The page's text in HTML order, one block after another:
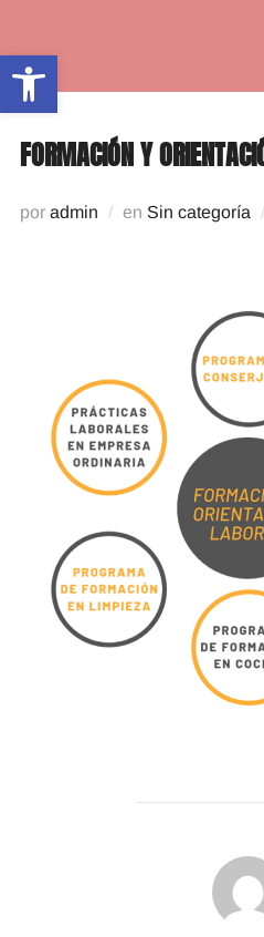
Abrir barra de herramientas
contenido
FORMACIÓN Y
por admin en Sin categoría
AUTOR DE LA